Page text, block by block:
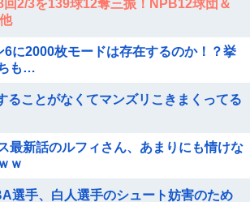
2/3を139球12奪三振！NPB12球団＆
6に2000枚モードは存在するのか！？挙
も…
ることがなくてマンズリこきまくってる
最新話のルフィさん、あまりにも情けな
ｗ
選手、白人選手のシュート妨害のため